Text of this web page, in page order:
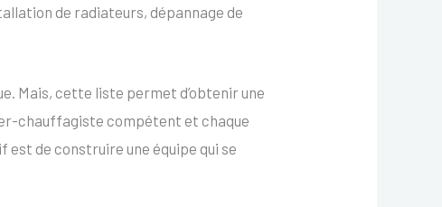
de radiateurs, dépannage de
Mais, cette liste permet d’obtenir une
chauffagiste compétent et chaque
est de construire une équipe qui se